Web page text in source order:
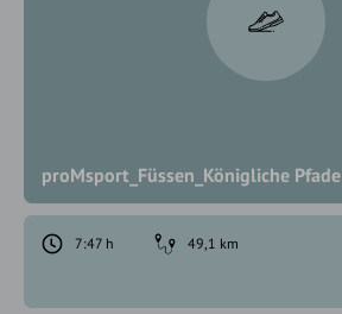
proMsport_Füssen_Königliche Pfade
7:47 h 49,1 km